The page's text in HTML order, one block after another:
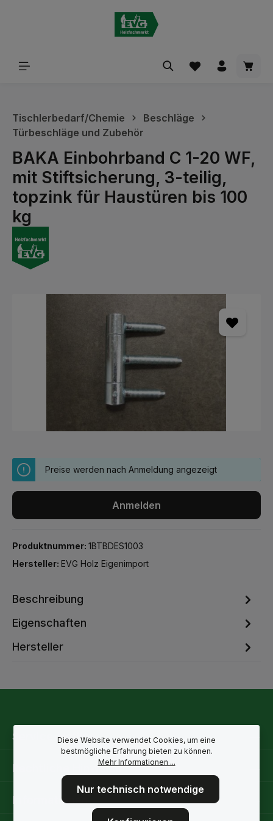
Tischlerbedarf/Chemie
Beschläge
Türbeschläge und Zubehör
BAKA Einbohrband C 1-20 WF,
mit Stiftsicherung, 3-teilig,
topzink für Haustüren bis 100
kg
Preise werden nach Anmeldung angezeigt
Anmelden
Produktnummer: 1BTBDES1003
Hersteller: EVG Holz Eigenimport
Beschreibung
Eigenschaften
Hersteller
Service-Hotline
Rechtliche Hinweise
Informationen
Diese Website verwendet Cookies, um eine
bestmögliche Erfahrung bieten zu können.
Mehr Informationen ...
Nur technisch notwendige